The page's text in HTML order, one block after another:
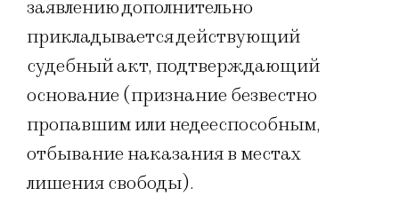
заявлению дополнительно
прикладывается действующий
судебный акт, подтверждающий
основание (признание безвестно
пропавшим или недееспособным,
отбывание наказания в местах
лишения свободы).